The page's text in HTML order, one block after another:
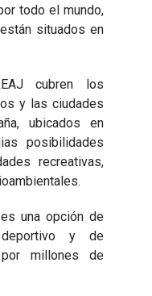
todo el mundo,
situados en
cubren los
y las ciudades
ubicados en
posibilidades
recreativas,
una opción de
deportivo y de
por millones de